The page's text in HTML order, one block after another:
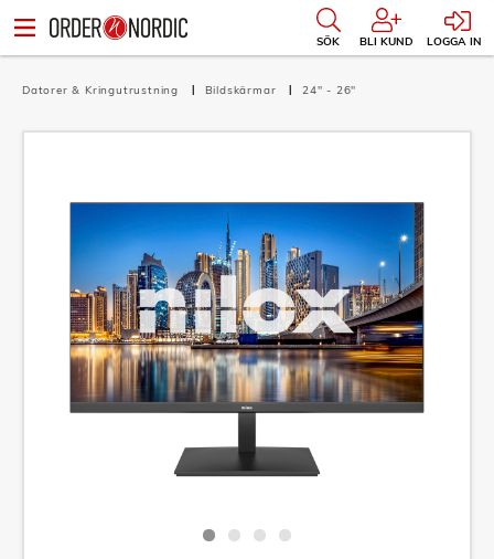
SÖK BLI KUND LOGGA IN
Datorer & Kringutrustning Bildskärmar 24" - 26"